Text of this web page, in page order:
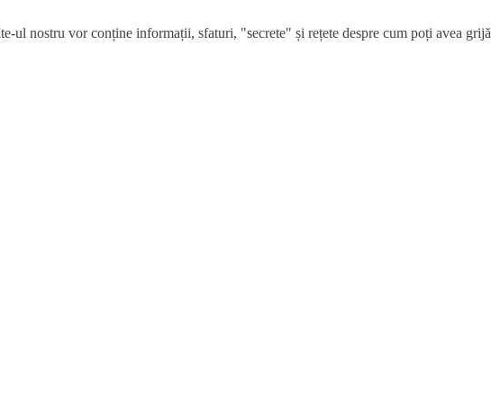
ul nostru vor conține informații, sfaturi, "secrete" și rețete despre cum poți avea